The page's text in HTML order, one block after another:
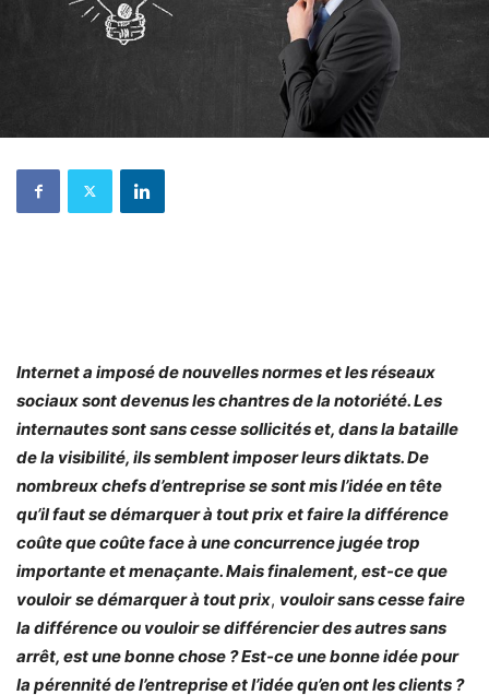
Internet a imposé de nouvelles normes et les réseaux
sociaux sont devenus les chantres de la notoriété. Les
internautes sont sans cesse sollicités et, dans la bataille
de la visibilité, ils semblent imposer leurs diktats. De
nombreux chefs d’entreprise se sont mis l’idée en tête
qu’il faut se démarquer à tout prix et faire la différence
coûte que coûte face à une concurrence jugée trop
importante et menaçante. Mais finalement, est-ce que
vouloir se démarquer à tout prix, vouloir sans cesse faire
la différence ou vouloir se différencier des autres sans
arrêt, est une bonne chose ? Est-ce une bonne idée pour
la pérennité de l’entreprise et l’idée qu’en ont les clients ?